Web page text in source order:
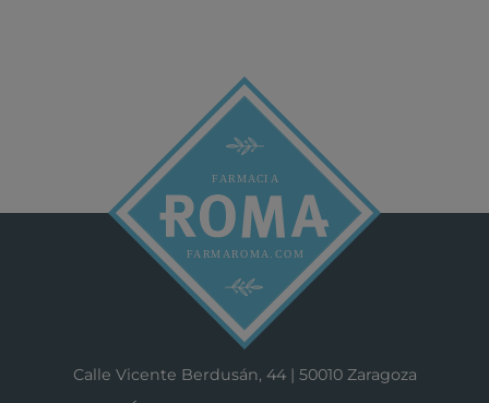
Calle Vicente Berdusán, 44 | 50010 Zaragoza